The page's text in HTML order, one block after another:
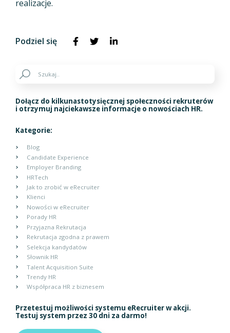
realizacje.
Podziel się
Dołącz do kilkunastotysięcznej społeczności rekruterów
i otrzymuj najciekawsze informacje o nowościach HR.
Kategorie:
Blog
Candidate Experience
Employer Branding
HRTech
Jak to zrobić w eRecruiter
Klienci
Nowości w eRecruiter
Porady HR
Przyjazna Rekrutacja
Rekrutacja zgodna z prawem
Selekcja kandydatów
Słownik HR
Talent Acquisition Suite
Trendy HR
Współpraca HR z biznesem
Przetestuj możliwości systemu eRecruiter w akcji.
Testuj system przez 30 dni za darmo!